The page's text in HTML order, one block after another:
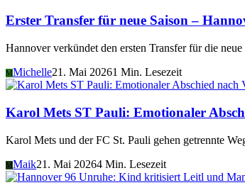
Erster Transfer für neue Saison –
Hannover verkündet den ersten Transfer für die
MMichelle21. Mai 20261 Min. Lesezeit
Karol Mets ST Pauli: Emotionaler
Karol Mets und der FC St. Pauli gehen getrennte
MMaik21. Mai 20264 Min. Lesezeit